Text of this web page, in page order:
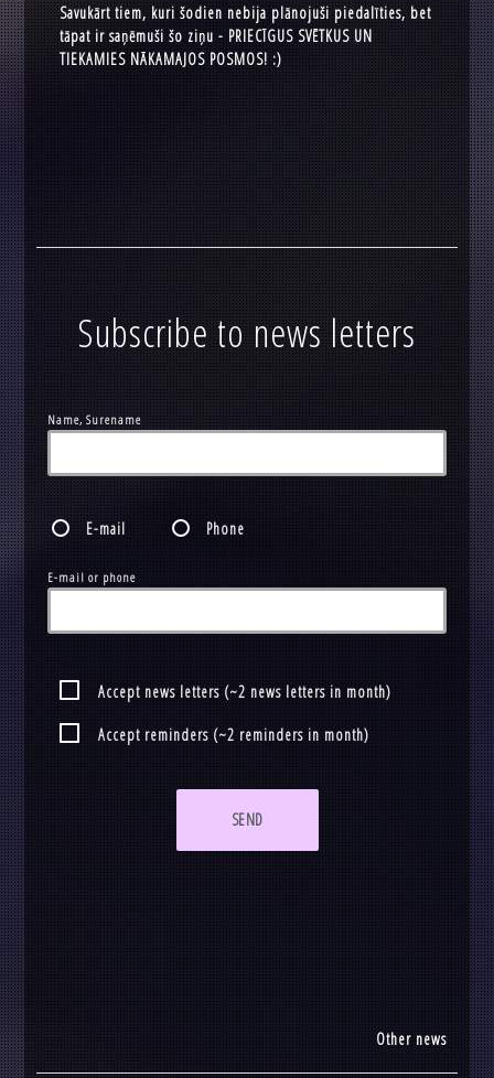
Savukārt tiem, kuri šodien nebija plānojuši piedalīties, bet
tāpat ir saņēmuši šo ziņu - PRIECĪGUS SVĒTKUS UN
TIEKAMIES NĀKAMAJOS POSMOS! :)
Subscribe to news letters
Name, Surename
E-mail Phone
E-mail or phone
Accept news letters (~2 news letters in month)
Accept reminders (~2 reminders in month)
SEND
Other news